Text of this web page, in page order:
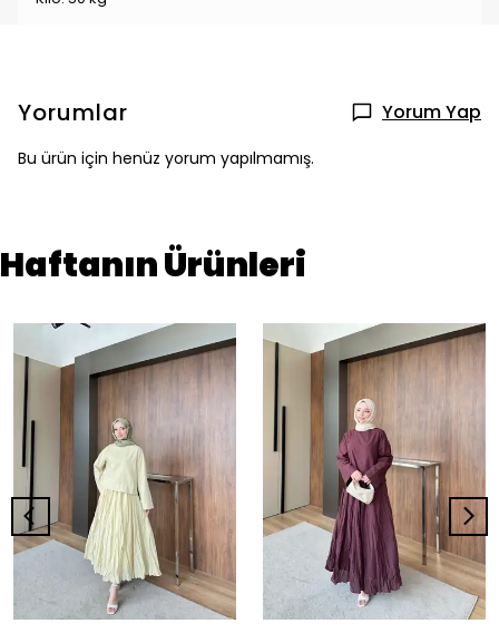
Yorumlar Yorum Yap
Bu ürün için henüz yorum yapılmamış.
Haftanın Ürünleri